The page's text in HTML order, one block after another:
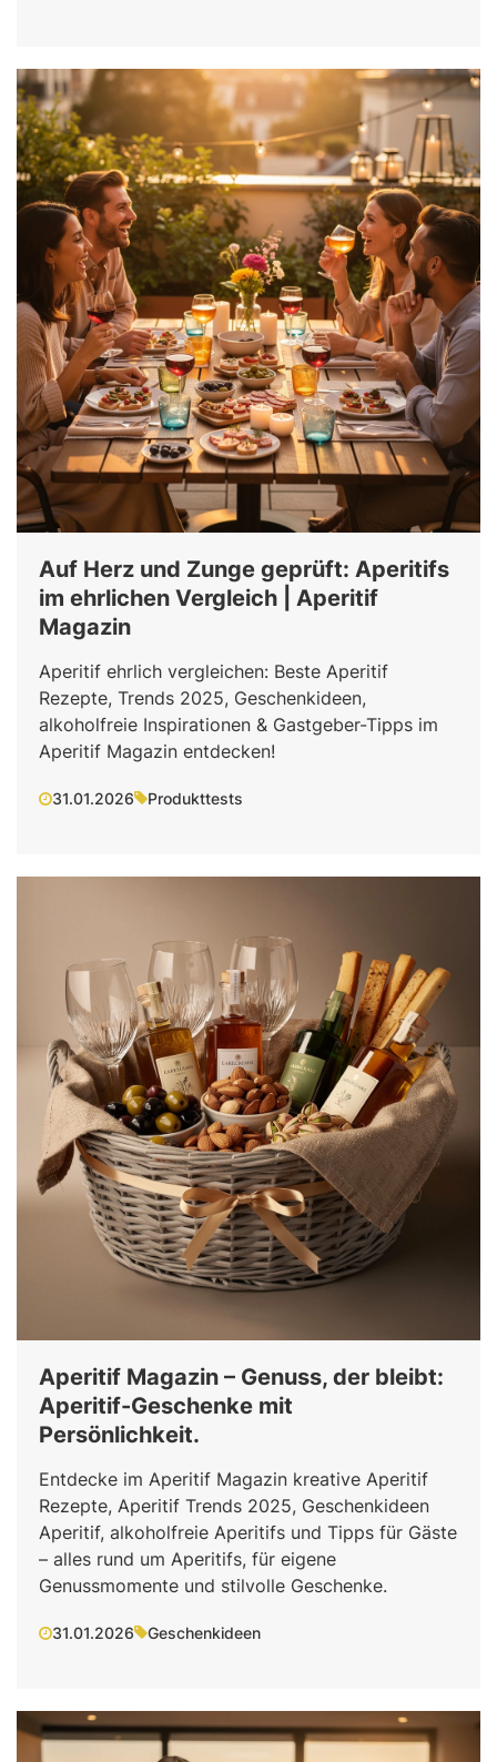
Auf Herz und Zunge geprüft: Aperitifs
im ehrlichen Vergleich | Aperitif
Magazin
Aperitif ehrlich vergleichen: Beste Aperitif
Rezepte, Trends 2025, Geschenkideen,
alkoholfreie Inspirationen & Gastgeber-Tipps im
Aperitif Magazin entdecken!
31.01.2026 Produkttests
Aperitif Magazin – Genuss, der bleibt:
Aperitif-Geschenke mit
Persönlichkeit.
Entdecke im Aperitif Magazin kreative Aperitif
Rezepte, Aperitif Trends 2025, Geschenkideen
Aperitif, alkoholfreie Aperitifs und Tipps für Gäste
– alles rund um Aperitifs, für eigene
Genussmomente und stilvolle Geschenke.
31.01.2026 Geschenkideen